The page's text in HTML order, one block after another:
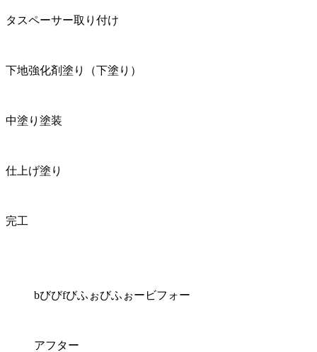
タスペーサー取り付け
下地強化剤塗り（下塗り）
中塗り塗装
仕上げ塗り
完工
bびびfびふぉびふぉービフォー
アフター